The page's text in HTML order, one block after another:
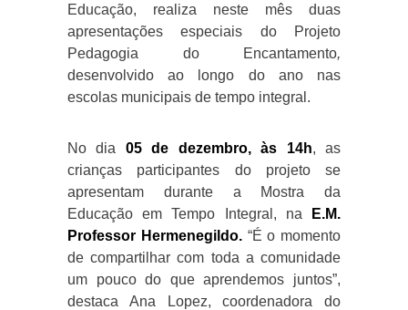
Educação, realiza neste mês duas
apresentações especiais do Projeto
Pedagogia do Encantamento,
desenvolvido ao longo do ano nas
escolas municipais de tempo integral.
No dia 05 de dezembro, às 14h, as
crianças participantes do projeto se
apresentam durante a Mostra da
Educação em Tempo Integral, na
E.M.
Professor Hermenegildo. “É o momento
de compartilhar com toda a comunidade
um pouco do que aprendemos juntos”,
destaca Ana Lopez, coordenadora do